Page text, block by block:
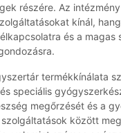
részére. Az
kínál,
és a magas
termékkínálata
speciális
megőrzését és a
között